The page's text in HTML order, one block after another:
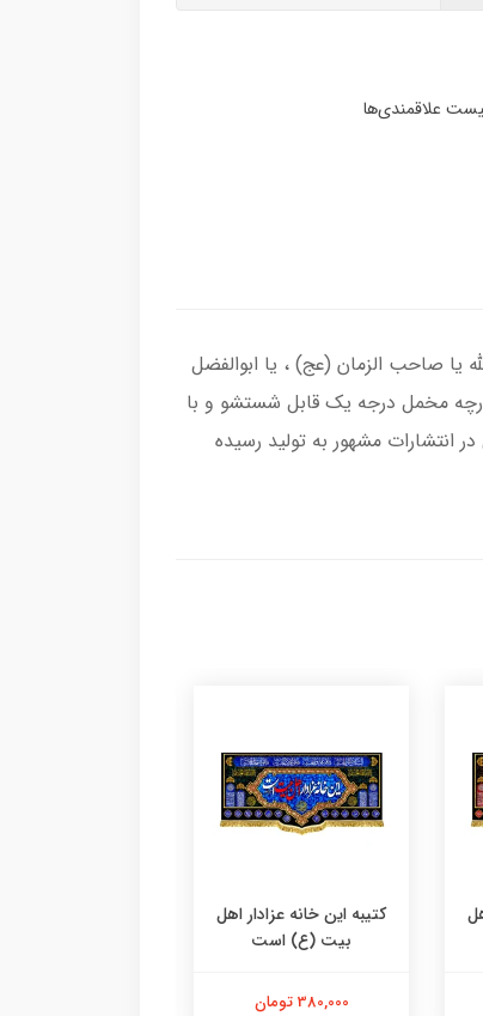
یا صاحب الزمان (عج) ، یا ابوالفضل
مخمل درجه یک قابل شستشو و با
مشهور به تولید رسیده
کتیبه این خانه عزادار اهل
بیت (ع) است
380,000 تومان